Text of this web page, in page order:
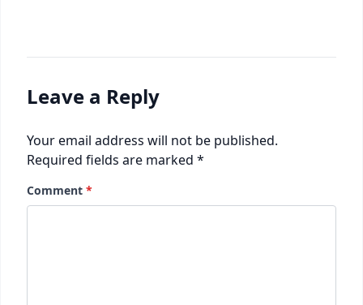
Leave a Reply
Your email address will not be published.
Required fields are marked *
Comment *